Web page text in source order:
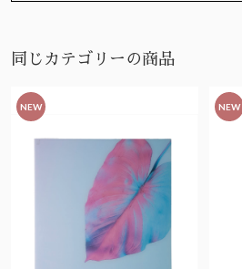
同じカテゴリーの商品
NEW NEW